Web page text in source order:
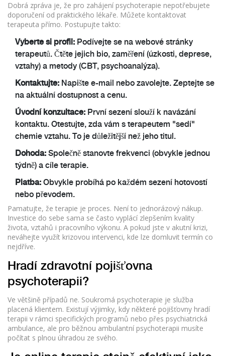
Dobrá zpráva je, že pro zahájení psychoterapie nepotřebujete
doporučení od praktického lékaře. Můžete kontaktovat
terapeuta přímo. Postupujte takto:
Vyberte si profil: Podívejte se na webové stránky
terapeutů. Čtěte jejich bio, zaměření (úzkosti, deprese,
vztahy) a metody (CBT, psychoanalýza).
Kontaktujte: Napište e-mail nebo zavolejte. Zeptejte se
na aktuální dostupnost a cenu.
Úvodní konzultace: První sezení slouží k navázání
kontaktu. Otestujte, zda vám s terapeutem "sedí"
chemie vztahu. To je důležitější než jeho titul.
Dohoda: Společně stanovte frekvenci (obvykle jednou
týdně) a cíle terapie.
Platba: Obvykle probíhá po každém sezení hotovostí
nebo převodem.
Pamatujte, že terapie je proces. Není to jednorázový nákup.
Investice do sebe sama se často vyplácí zlepšením kvality
života, vztahů i pracovního výkonu. A pokud jste v akutní krizi,
neváhejte využít krizovou intervenci, kde lze domluvit termín co
nejdříve.
Hradí zdravotní pojišťovna
psychoterapii?
Ve většině případů ne. Soukromá psychoterapie je služba
placená klientem. Existují výjimky, kdy některé pojišťovny hradí
terapii v rámci specifických programů nebo přes psychiatrická
ambulance, ale pro běžnou ambulantní psychoterapii musíte
počítat s plnou úhradou ze svého.